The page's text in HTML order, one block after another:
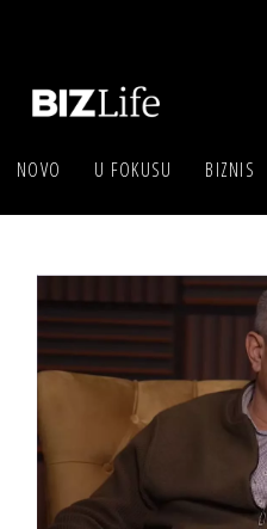
NOVO U FOKUSU BIZNIS